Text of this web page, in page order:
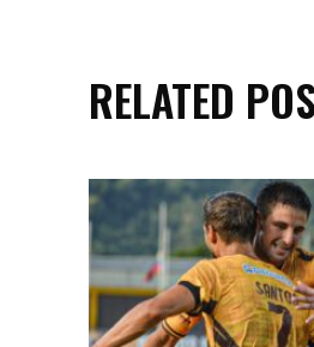
RELATED